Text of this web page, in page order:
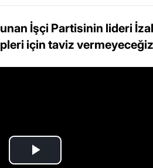
İşçi Partisinin lideri
için taviz